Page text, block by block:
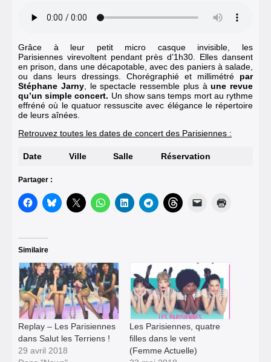
Grâce à leur petit micro casque invisible, les
Parisiennes virevoltent pendant près d’1h30. Elles dansent
en prison, dans une décapotable, avec des paniers à salade,
ou dans leurs dressings. Chorégraphié et millimétré par
Stéphane Jarny, le spectacle ressemble plus àune revue
qu’un simple concert. Un show sans temps mort au rythme
effréné où le quatuor ressuscite avec élégance le répertoire
de leurs aînées.
Retrouvez toutes les dates de concert des Parisiennes :
Date Ville Salle Réservation
Partager :
Similaire
Replay – Les Parisiennes
dans Salut les Terriens !
29 avril 2018
Les Parisiennes, quatre
filles dans le vent
(Femme Actuelle)